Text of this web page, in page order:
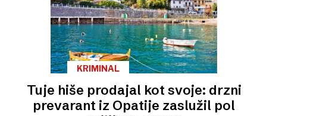
KRIMINAL
Tuje hiše prodajal kot svoje: drzni
prevarant iz Opatije zaslužil pol